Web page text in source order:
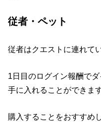
従者・ペット
従者はクエストに連れて
1日目のログイン報酬で
手に入れることができます
購入することをおすすめ